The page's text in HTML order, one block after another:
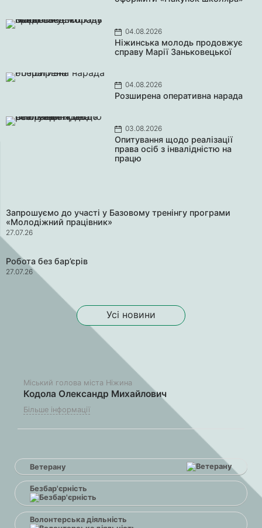
04.08.2026
Ніжинська молодь продовжує
справу Марії Заньковецької
04.08.2026
Розширена оперативна нарада
03.08.2026
Опитування щодо реалізації
права осіб з інвалідністю на
працю
Запрошуємо до участі у Базовому тренінгу програми
«Молодіжний працівник»
27.07.26
Робота без бар’єрів
27.07.26
Усі новини
Міський голова міста Ніжина
Кодола Олександр Михайлович
Більше інформації
Ветерану
Безбар'єрність
Волонтерська діяльність